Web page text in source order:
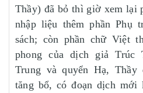
Thầy) đã bỏ thì giờ xem lại
nhập liệu thêm phần Phụ
sách; còn phần chữ Việt
phong của dịch giả
Trung và quyển Hạ,
tăng bổ, có đoạn dịch